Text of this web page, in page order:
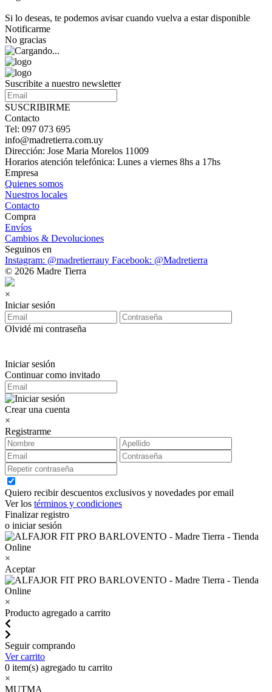
Si lo deseas, te podemos avisar cuando vuelva a estar disponible
Notificarme
No gracias
Suscribite a nuestro newsletter
SUSCRIBIRME
Contacto
Tel: 097 073 695
info@madretierra.com.uy
Dirección: Jose Maria Morelos 11009
Horarios atención telefónica: Lunes a viernes 8hs a 17hs
Empresa
Quienes somos
Nuestros locales
Contacto
Compra
Envíos
Cambios & Devoluciones
Seguinos en
Instagram: @madretierrauy Facebook: @Madretierra
© 2026 Madre Tierra
×
Iniciar sesión
Olvidé mi contraseña
Iniciar sesión
Continuar como invitado
Crear una cuenta
×
Registrarme
Quiero recibir descuentos exclusivos y novedades por email
Ver los términos y condiciones
Finalizar registro
o iniciar sesión
×
Aceptar
×
Producto agregado a carrito
Seguir comprando
Ver carrito
0 item(s) agregado tu carrito
×
MUTMA